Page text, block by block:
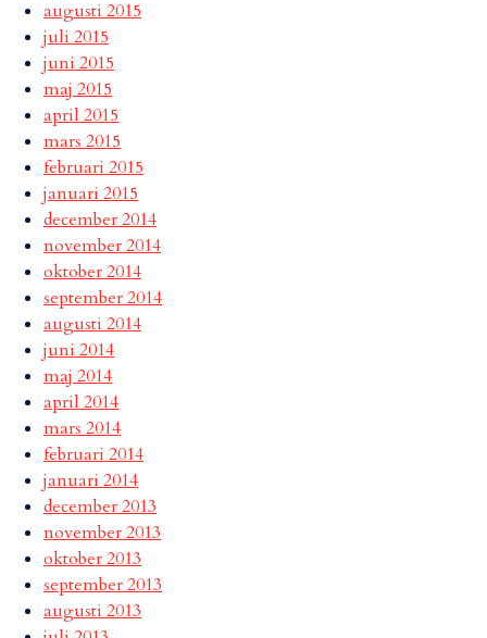
augusti 2015
juli 2015
juni 2015
maj 2015
april 2015
mars 2015
februari 2015
januari 2015
december 2014
november 2014
oktober 2014
september 2014
augusti 2014
juni 2014
maj 2014
april 2014
mars 2014
februari 2014
januari 2014
december 2013
november 2013
oktober 2013
september 2013
augusti 2013